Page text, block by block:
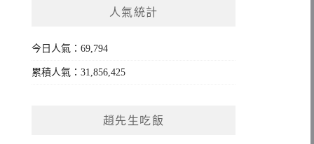
人氣統計
今日人氣：69,794
累積人氣：31,856,425
趙先生吃飯